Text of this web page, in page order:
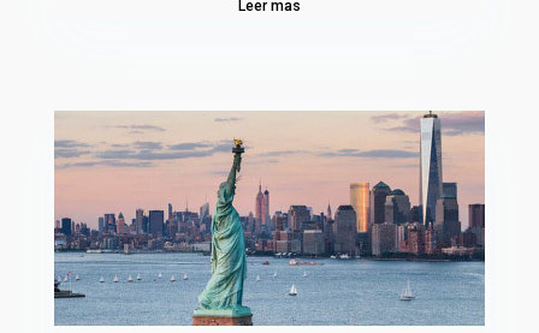
Leer mas